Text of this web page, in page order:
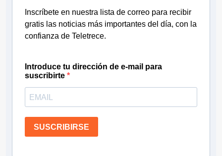
Inscríbete en nuestra lista de correo para recibir
gratis las noticias más importantes del día, con la
confianza de Teletrece.
Introduce tu dirección de e-mail para
suscribirte
SUSCRIBIRSE